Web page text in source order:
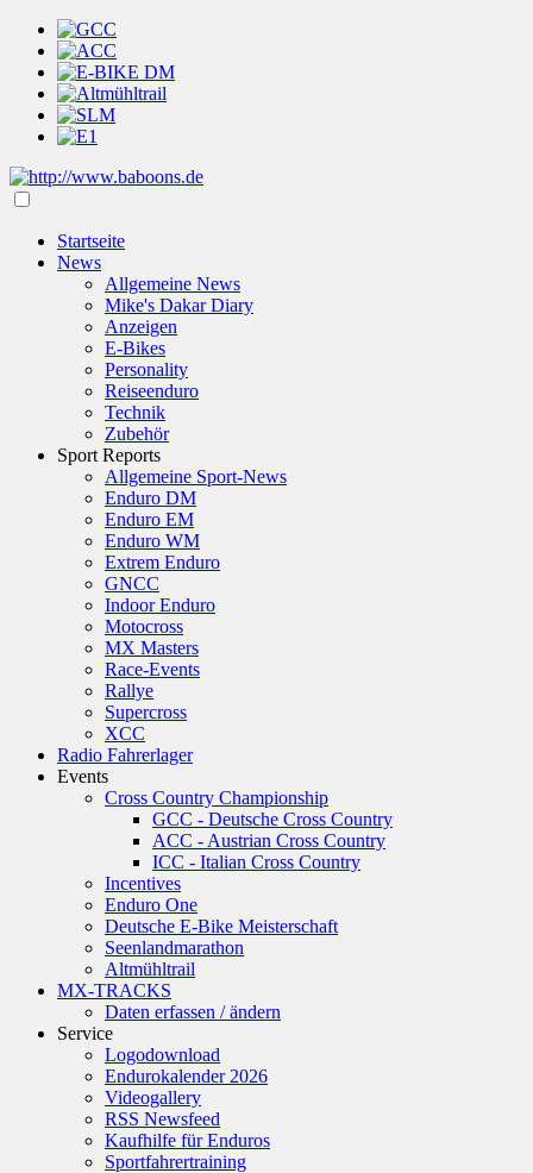
Startseite
News
Allgemeine News
Mike's Dakar Diary
Anzeigen
E-Bikes
Personality
Reiseenduro
Technik
Zubehör
Sport Reports
Allgemeine Sport-News
Enduro DM
Enduro EM
Enduro WM
Extrem Enduro
GNCC
Indoor Enduro
Motocross
MX Masters
Race-Events
Rallye
Supercross
XCC
Radio Fahrerlager
Events
Cross Country Championship
GCC - Deutsche Cross Country
ACC - Austrian Cross Country
ICC - Italian Cross Country
Incentives
Enduro One
Deutsche E-Bike Meisterschaft
Seenlandmarathon
Altmühltrail
MX-TRACKS
Daten erfassen / ändern
Service
Logodownload
Endurokalender 2026
Videogallery
RSS Newsfeed
Kaufhilfe für Enduros
Sportfahrertraining